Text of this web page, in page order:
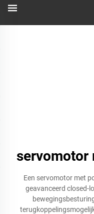
servomotor
Een servomotor met
geavanceerd closed-